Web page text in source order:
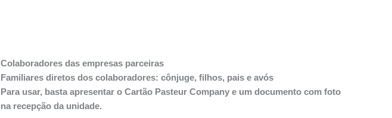
Colaboradores das empresas parceiras
Familiares diretos dos colaboradores: cônjuge, filhos, pais e avós
Para usar, basta apresentar o Cartão Pasteur Company e um documento com foto
na recepção da unidade.